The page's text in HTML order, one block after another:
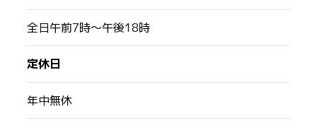
全日午前7時〜午後18時
定休日
年中無休